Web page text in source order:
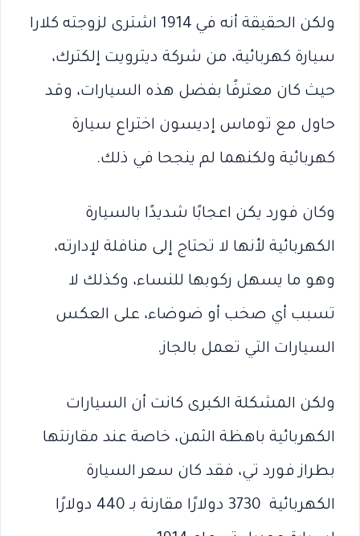
ولكن الحقيقة أنه في 1914 اشترى لزوجته كلارا
سيارة كهربائية، من شركة ديترويت إلكترك،
حيث كان معترفًا بفضل هذه السيارات، وقد
حاول مع توماس إديسون اختراع سيارة
كهربائية ولكنهما لم ينجحا في ذلك.
وكان فورد يكن اعجابًا شديدًا بالسيارة
الكهربائية لأنها لا تحتاج إلى منافلة لإدارته،
وهو ما يسهل ركوبها للنساء، وكذلك لا
تسبب أي صخب أو ضوضاء، على العكس
السيارات التي تعمل بالجاز.
ولكن المشكلة الكبرى كانت أن السيارات
الكهربائية باهظة الثمن، خاصة عند مقارنتها
بطراز فورد تي، فقد كان سعر السيارة
الكهربائية 3730 دولارًا مقارنة بـ 440 دولارًا